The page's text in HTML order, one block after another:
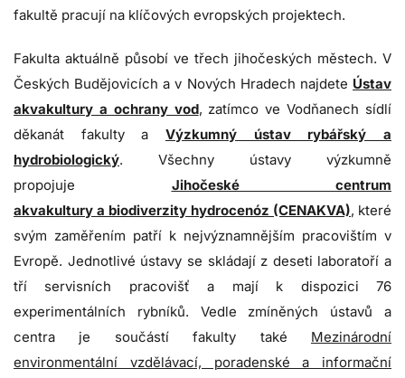
fakultě pracují na klíčových evropských projektech.
Fakulta aktuálně působí ve třech jihočeských městech. V
Českých Budějovicích a v Nových Hradech najdete Ústav
akvakultury a ochrany vod, zatímco ve Vodňanech sídlí
děkanát fakulty a Výzkumný ústav rybářský a
hydrobiologický. Všechny ústavy výzkumně
propojuje Jihočeské centrum
akvakultury a biodiverzity hydrocenóz (CENAKVA), které
svým zaměřením patří k nejvýznamnějším pracovištím v
Evropě. Jednotlivé ústavy se skládají z deseti laboratoří a
tří servisních pracovišť a mají k dispozici 76
experimentálních rybníků. Vedle zmíněných ústavů a
centra je součástí fakulty také Mezinárodní
environmentální vzdělávací, poradenské a informační